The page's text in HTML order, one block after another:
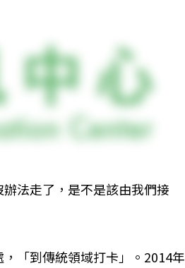
法走了，是不是該由我們接
「到傳統領域打卡」。2014年